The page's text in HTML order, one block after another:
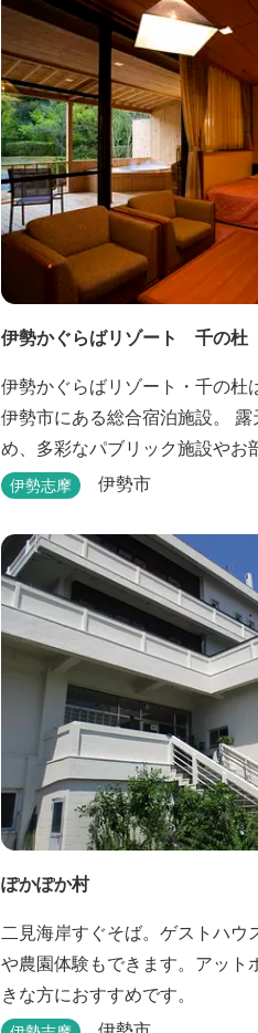
伊勢かぐらばリゾート 千の杜
伊勢かぐらばリゾート・千の杜
伊勢市にある総合宿泊施設。
め、多彩なパブリック施設やお
り思い出深いものにしてくれま
ツ施設や、ウォータースライダ
ル、お子様が楽しめる児童遊園
ドア施設がございます。杜の自
実した伊勢の一日を...
伊勢志摩 伊勢市
ぽかぽか村
二見海岸すぐそば。ゲストハウ
や農園体験もできます。アット
きな方におすすめです。